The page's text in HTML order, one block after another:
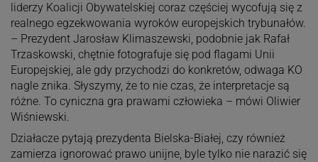
liderzy Koalicji Obywatelskiej coraz częściej wycofują się z
realnego egzekwowania wyroków europejskich trybunałów.
– Prezydent Jarosław Klimaszewski, podobnie jak Rafał
Trzaskowski, chętnie fotografuje się pod flagami Unii
Europejskiej, ale gdy przychodzi do konkretów, odwaga KO
nagle znika. Słyszymy, że to nie czas, że interpretacje są
różne. To cyniczna gra prawami człowieka – mówi Oliwier
Wiśniewski.
Działacze pytają prezydenta Bielska-Białej, czy również
zamierza ignorować prawo unijne, byle tylko nie narazić się